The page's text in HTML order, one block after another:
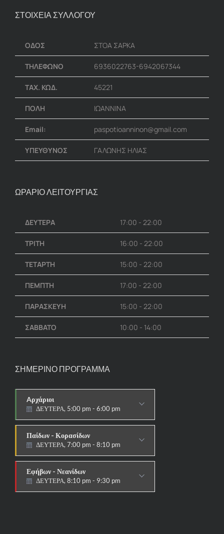
ΣΤΟΙΧΕΙΑ ΣΥΛΛΟΓΟΥ
ΟΔΟΣ ΣΤΟΑ ΣΑΡΚΑ
ΤΗΛΕΦΩΝΟ 6936022763-6942067344
ΤΑΧ. ΚΩΔ. 45221
ΠΟΛΗ ΙΩΑΝΝΙΝΑ
Email: paspotioanninon@gmail.com
ΥΠΕΥΘΥΝΟΣ ΓΑΛΩΝΗΣ ΗΛΙΑΣ
ΩΡΑΡΙΟ ΛΕΙΤΟΥΡΓΙΑΣ
ΔΕΥΤΕΡΑ 17:00 - 22:00
ΤΡΙΤΗ 16:00 - 22:00
ΤΕΤΑΡΤΗ 15:00 - 22:00
ΠΕΜΠΤΗ 17:00 - 22:00
ΠΑΡΑΣΚΕΥΗ 15:00 - 22:00
ΣΑΒΒΑΤΟ 10:00 - 14:00
ΣΗΜΕΡΙΝΟ ΠΡΟΓΡΑΜΜΑ
Aρχάριοι
ΔΕΥΤΕΡΑ, 5:00 pm - 6:00 pm
Παίδων - Κορασίδων
ΔΕΥΤΕΡΑ, 7:00 pm - 8:10 pm
Εφήβων - Νεανίδων
ΔΕΥΤΕΡΑ, 8:10 pm - 9:30 pm